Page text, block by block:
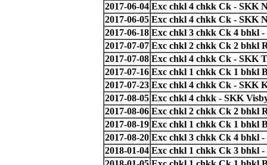
2017-06-04 Exc chkl 4 chkk Ck - SKK
2017-06-05 Exc chkl 4 chkk Ck - SKK
2017-06-18 Exc chkl 3 chkk Ck 4 bhkl
2017-07-07 Exc chkl 2 chkk Ck 2 bhkl
2017-07-08 Exc chkl 4 chkk Ck - SKK
2017-07-16 Exc chkl 1 chkk Ck 1 bhkl
2017-07-23 Exc chkl 4 chkk Ck - SKK
2017-08-05 Exc chkl 4 chkk - SKK
2017-08-06 Exc chkl 2 chkk Ck 2 bhkl
2017-08-19 Exc chkl 1 chkk Ck 1 bhkl
2017-08-20 Exc chkl 3 chkk Ck 4 bhkl
2018-01-04 Exc chkl 1 chkk Ck 3 bhkl